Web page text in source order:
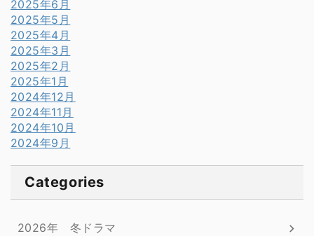
2025年6月
2025年5月
2025年4月
2025年3月
2025年2月
2025年1月
2024年12月
2024年11月
2024年10月
2024年9月
Categories
2026年 冬ドラマ